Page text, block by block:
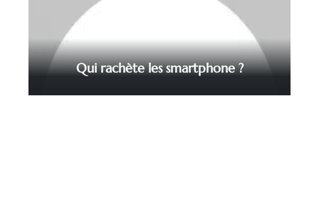
Qui rachète les smartphone ?